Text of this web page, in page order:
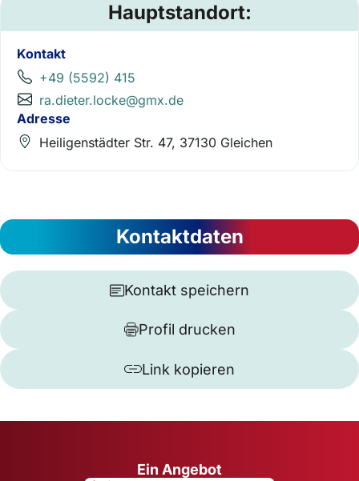
Hauptstandort:
Kontakt
+49 (5592) 415
ra.dieter.locke@gmx.de
Adresse
Heiligenstädter Str. 47, 37130 Gleichen
Kontaktdaten
Kontakt speichern
Profil drucken
Link kopieren
Ein Angebot